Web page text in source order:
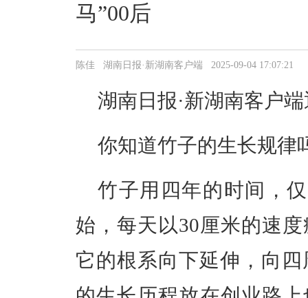
马”00后
陈佳 湖南日报·新湖南客户端 2025-09-04 17:07:21
湖南日报·新湖南客户
你知道竹子的生长规律
竹子用四年的时间，
始，每天以30厘米的速
它的根系向下延伸，向